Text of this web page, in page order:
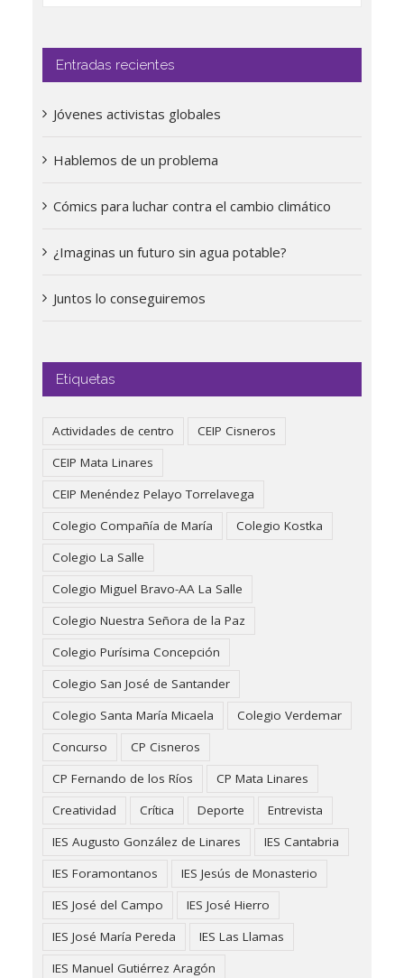
Entradas recientes
Jóvenes activistas globales
Hablemos de un problema
Cómics para luchar contra el cambio climático
¿Imaginas un futuro sin agua potable?
Juntos lo conseguiremos
Etiquetas
Actividades de centro
CEIP Cisneros
CEIP Mata Linares
CEIP Menéndez Pelayo Torrelavega
Colegio Compañía de María
Colegio Kostka
Colegio La Salle
Colegio Miguel Bravo-AA La Salle
Colegio Nuestra Señora de la Paz
Colegio Purísima Concepción
Colegio San José de Santander
Colegio Santa María Micaela
Colegio Verdemar
Concurso
CP Cisneros
CP Fernando de los Ríos
CP Mata Linares
Creatividad
Crítica Deporte
Entrevista
IES Augusto González de Linares
IES Cantabria
IES Foramontanos
IES Jesús de Monasterio
IES José del Campo
IES José Hierro
IES José María Pereda
IES Las Llamas
IES Manuel Gutiérrez Aragón